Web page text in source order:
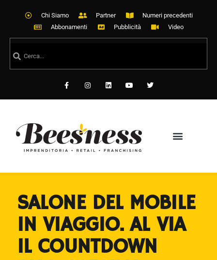
Chi Siamo Partner
Numeri precedenti
Abbonamenti
Pubblicità Video
SALONE DEL MOBILE
IN VIAGGIO. AL VIA
IL COUNTDOWN